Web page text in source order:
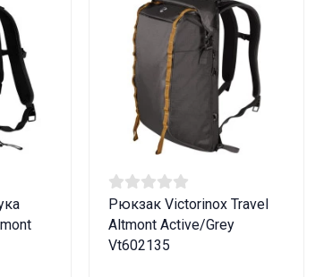
Рюкзак Victorinox Travel
Altmont Active/Grey
Vt602135